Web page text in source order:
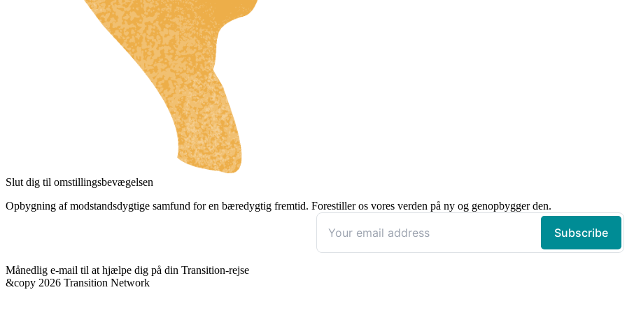
Slut dig til omstillingsbevægelsen
Opbygning af modstandsdygtige samfund for en bæredygtig fremtid. Forestiller os vores verden på ny og genopbygger den.
Månedlig e-mail til at hjælpe dig på din Transition-rejse
&copy 2026 Transition Network
ES_CO
DE
IT
UK
RU